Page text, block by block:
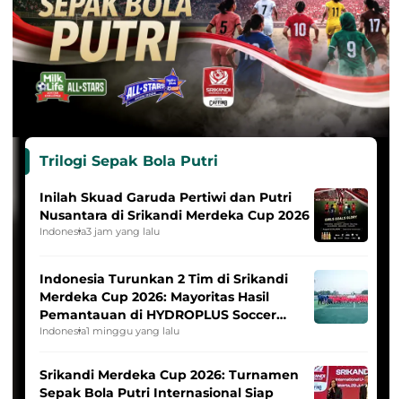
Trilogi Sepak Bola Putri
Inilah Skuad Garuda Pertiwi dan Putri
Nusantara di Srikandi Merdeka Cup 2026
Indonesia3 jam yang lalu
Indonesia Turunkan 2 Tim di Srikandi
Merdeka Cup 2026: Mayoritas Hasil
Pemantauan di HYDROPLUS Soccer
League
Indonesia1 minggu yang lalu
Srikandi Merdeka Cup 2026: Turnamen
Sepak Bola Putri Internasional Siap